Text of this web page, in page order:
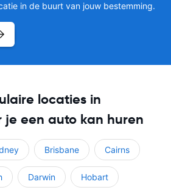
in de buurt van jouw bestemming.
locaties in
een auto kan huren
Brisbane Cairns
Darwin Hobart